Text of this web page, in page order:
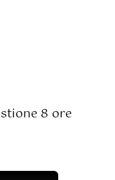
8 ore